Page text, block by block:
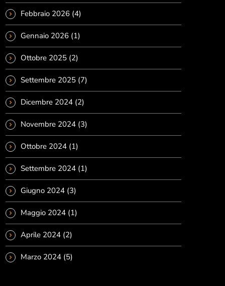
Febbraio 2026 (4)
Gennaio 2026 (1)
Ottobre 2025 (2)
Settembre 2025 (7)
Dicembre 2024 (2)
Novembre 2024 (3)
Ottobre 2024 (1)
Settembre 2024 (1)
Giugno 2024 (3)
Maggio 2024 (1)
Aprile 2024 (2)
Marzo 2024 (5)